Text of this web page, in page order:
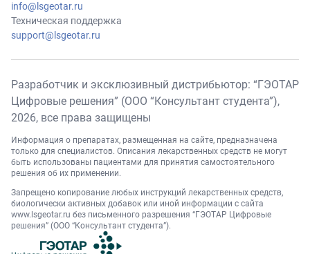
info@lsgeotar.ru
Техническая поддержка
support@lsgeotar.ru
Разработчик и эксклюзивный дистрибьютор: “ГЭОТАР
Цифровые решения” (ООО “Консультант студента”),
2026, все права защищены
Информация о препаратах, размещенная на сайте, предназначена
только для специалистов. Описания лекарственных средств не могут
быть использованы пациентами для принятия самостоятельного
решения об их применении.
Запрещено копирование любых инструкций лекарственных средств,
биологически активных добавок или иной информации с сайта
www.lsgeotar.ru без письменного разрешения “ГЭОТАР Цифровые
решения” (ООО “Консультант студента”).